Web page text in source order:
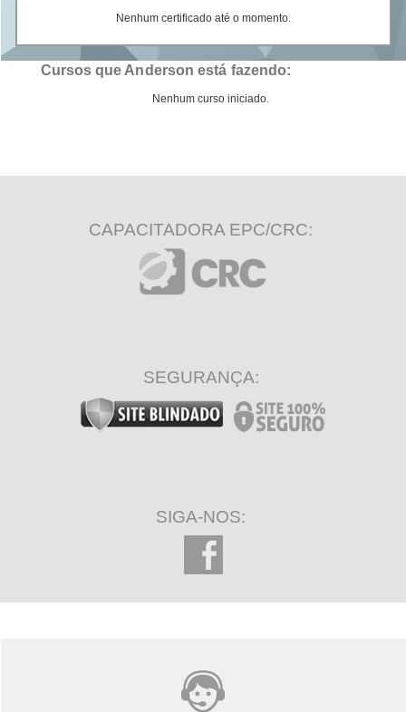
Nenhum certificado até o momento.
Cursos que Anderson está fazendo:
Nenhum curso iniciado.
CAPACITADORA EPC/CRC:
SEGURANÇA:
SIGA-NOS: